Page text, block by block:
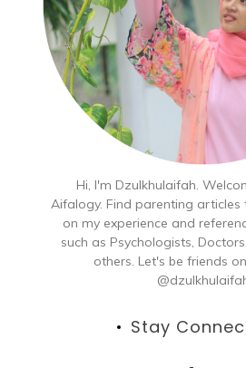
Hi, I'm Dzulkhulaifah.
Aifalogy. Find parenting
on my experience and
such as Psychologists,
others. Let's be friends
Stay